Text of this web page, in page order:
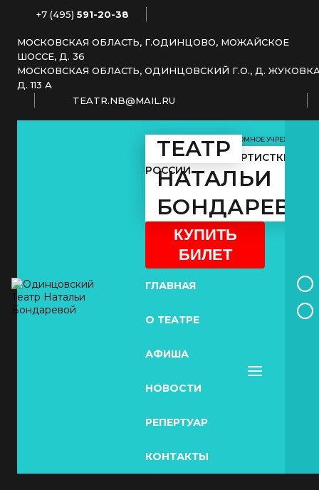
+7 (495) 591-20-38
МОСКОВСКАЯ ОБЛАСТЬ, Г.ОДИНЦОВО, МОЖАЙСКОЕ
ШОССЕ, Д. 36
МОСКОВСКАЯ ОБЛАСТЬ, ОДИНЦОВСКИЙ Г.О., Д.
Д. 113 А
TEATR.NB@MAIL.RU
ТЕАТР
НАТАЛЬИ
МУНИЦИПАЛЬНОЕ АВТОНОМНОЕ УЧРЕЖДЕНИЕ
КУЛЬТУРЫ
ЗАСЛУЖЕННОЙ АРТИСТКИ
РОССИИ
КУПИТЬ
БИЛЕТ
ГЛАВНАЯ
О ТЕАТРЕ
АФИША
НОВОСТИ
РЕПЕРТУАР
КОНТАКТЫ